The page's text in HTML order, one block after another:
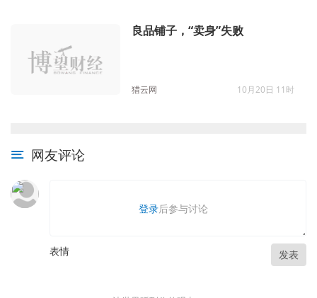
良品铺子，“卖身”失败
猎云网 10月20日 11时
网友评论
登录后参与讨论
表情 发表